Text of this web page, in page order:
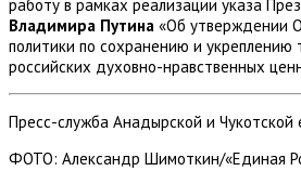
работу в рамках реализации указа
Владимира Путина «Об утверждении
политики по сохранению и укреплению
российских духовно-нравственных
Пресс-служба Анадырской и Чукотской
ФОТО: Александр Шимоткин/«Единая